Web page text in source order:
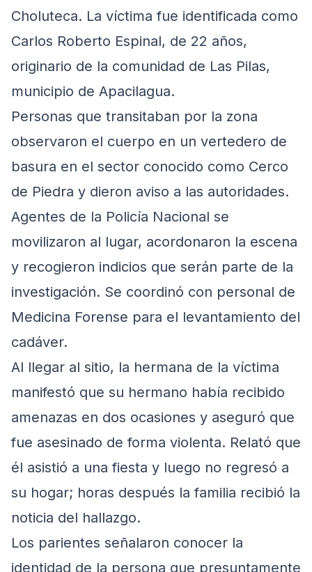
Choluteca. La víctima fue identificada como
Carlos Roberto Espinal, de 22 años,
originario de la comunidad de Las Pilas,
municipio de Apacilagua.
Personas que transitaban por la zona
observaron el cuerpo en un vertedero de
basura en el sector conocido como Cerco
de Piedra y dieron aviso a las autoridades.
Agentes de la Policía Nacional se
movilizaron al lugar, acordonaron la escena
y recogieron indicios que serán parte de la
investigación. Se coordinó con personal de
Medicina Forense para el levantamiento del
cadáver.
Al llegar al sitio, la hermana de la víctima
manifestó que su hermano había recibido
amenazas en dos ocasiones y aseguró que
fue asesinado de forma violenta. Relató que
él asistió a una fiesta y luego no regresó a
su hogar; horas después la familia recibió la
noticia del hallazgo.
Los parientes señalaron conocer la
identidad de la persona que presuntamente